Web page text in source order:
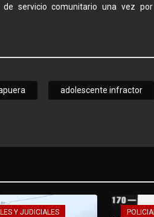
servicio comunitario una vez
adolescente infractor
Y JUDICIALES